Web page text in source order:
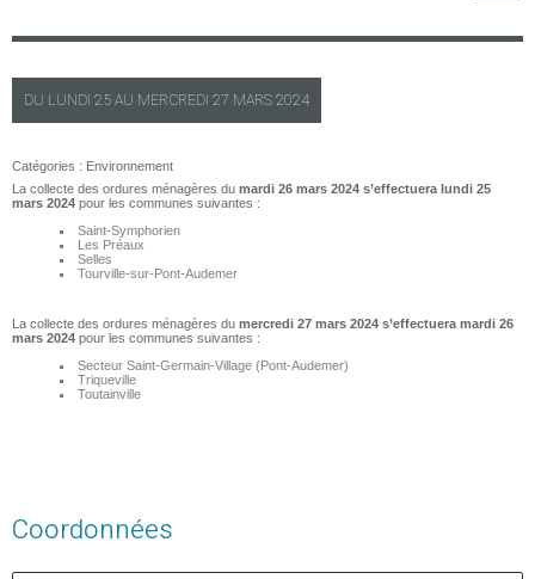
DU LUNDI 25 AU MERCREDI 27 MARS 2024
Catégories : Environnement
La collecte des ordures ménagères du mardi 26 mars 2024 s’effectuera lundi 25
mars 2024 pour les communes suivantes :
Saint-Symphorien
Les Préaux
Selles
Tourville-sur-Pont-Audemer
La collecte des ordures ménagères du mercredi 27 mars 2024 s’effectuera mardi 26
mars 2024 pour les communes suivantes :
Secteur Saint-Germain-Village (Pont-Audemer)
Triqueville
Toutainville
Coordonnées